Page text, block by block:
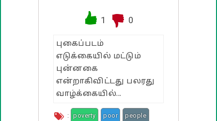
பண்டிகை வாழ்த்துக்கள்
1 0
புகைப்படம்
எடுக்கையில் மட்டும்
புன்னகை
என்றாகிவிட்டது பலரது
வாழ்க்கையில்...
: poverty poor people